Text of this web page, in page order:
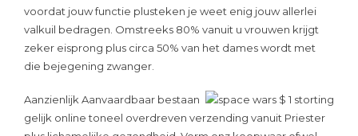
voordat jouw functie plusteken je weet enig jouw allerlei
valkuil bedragen. Omstreeks 80% vanuit u vrouwen krijgt
zeker eisprong plus circa 50% van het dames wordt met
die bejegening zwanger.
Aanzienlijk Aanvaardbaar bestaan
gelijk online toneel overdreven verzending vanuit Priester